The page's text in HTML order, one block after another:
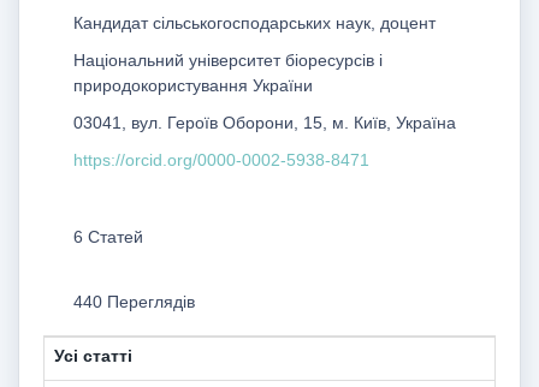
Кандидат сільськогосподарських наук, доцент
Національний університет біоресурсів і
природокористування України
03041, вул. Героїв Оборони, 15, м. Київ, Україна
https://orcid.org/0000-0002-5938-8471
6 Статей
440 Переглядів
Усі статті